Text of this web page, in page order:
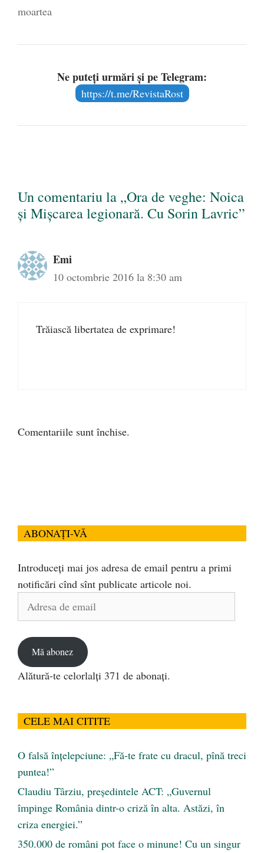
moartea
Ne puteți urmări și pe Telegram:
https://t.me/RevistaRost
Un comentariu la „Ora de veghe: Noica
şi Mişcarea legionară. Cu Sorin Lavric”
Emi
10 octombrie 2016 la 8:30 am
Trăiască libertatea de exprimare!
Comentariile sunt închise.
ABONAȚI-VĂ
Introduceți mai jos adresa de email pentru a primi
notificări cînd sînt publicate articole noi.
Mă abonez
Alătură-te celorlalți 371 de abonați.
CELE MAI CITITE
O falsă înțelepciune: „Fă-te frate cu dracul, pînă treci
puntea!”
Claudiu Târziu, președintele ACT: „Guvernul
împinge România dintr-o criză în alta. Astăzi, în
criza energiei.”
350.000 de români pot face o minune! Cu un singur